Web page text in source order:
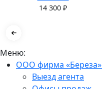
14 300 ₽
Меню:
ООО фирма «Береза»
Выезд агента